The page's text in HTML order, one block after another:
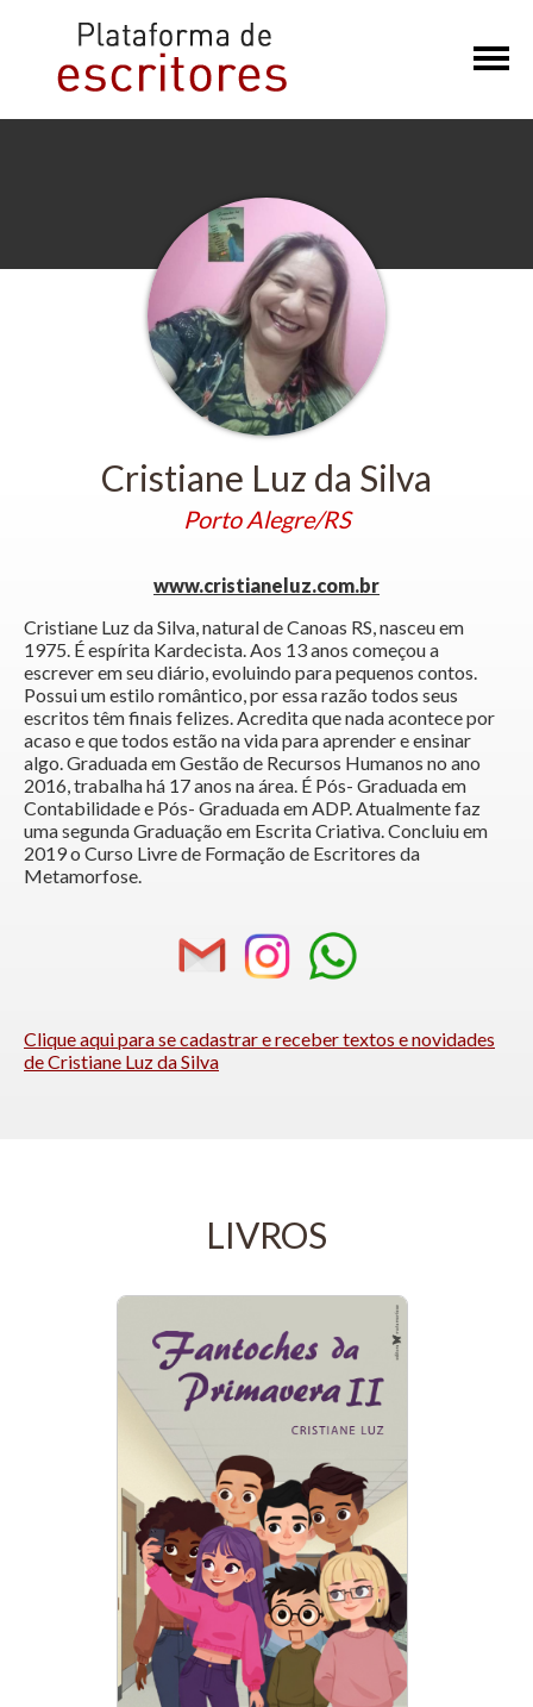
×
Cristiane Luz da Silva
Porto Alegre/RS
www.cristianeluz.com.br
Cristiane Luz da Silva, natural de Canoas RS, nasceu em
1975. É espírita Kardecista. Aos 13 anos começou a
escrever em seu diário, evoluindo para pequenos contos.
Possui um estilo romântico, por essa razão todos seus
escritos têm finais felizes. Acredita que nada acontece por
acaso e que todos estão na vida para aprender e ensinar
algo. Graduada em Gestão de Recursos Humanos no ano
2016, trabalha há 17 anos na área. É Pós- Graduada em
Contabilidade e Pós- Graduada em ADP. Atualmente faz
uma segunda Graduação em Escrita Criativa. Concluiu em
2019 o Curso Livre de Formação de Escritores da
Metamorfose.
Clique aqui para se cadastrar e receber textos e novidades
de Cristiane Luz da Silva
LIVROS